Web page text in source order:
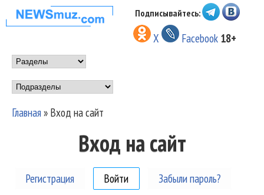
Перейти к основному
содержанию
НОВОСТИ
МУЗЫКИ И
ШОУ БИЗНЕСА
NEWSMUZ.COM
Подписывайтесь:
X Facebook 18+
Main menu
Подразделы
Вы здесь
Главная» Вход на сайт
Вход на сайт
Регистрация Войти (активная вкладка)
Забыли пароль?